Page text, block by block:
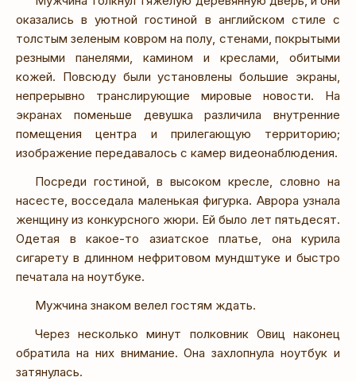
оказались в уютной гостиной в английском стиле с
толстым зеленым ковром на полу, стенами, покрытыми
резными панелями, камином и креслами, обитыми
кожей. Повсюду были установлены большие экраны,
непрерывно транслирующие мировые новости. На
экранах поменьше девушка различила внутренние
помещения центра и прилегающую территорию;
изображение передавалось с камер видеонаблюдения.
Посреди гостиной, в высоком кресле, словно на
насесте, восседала маленькая фигурка. Аврора узнала
женщину из конкурсного жюри. Ей было лет пятьдесят.
Одетая в какое-то азиатское платье, она курила
сигарету в длинном нефритовом мундштуке и быстро
печатала на ноутбуке.
Мужчина знаком велел гостям ждать.
Через несколько минут полковник Овиц наконец
обратила на них внимание. Она захлопнула ноутбук и
затянулась.